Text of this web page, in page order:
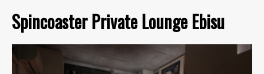
Spincoaster Private Lounge Ebisu